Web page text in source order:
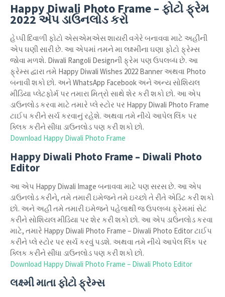
Happy Diwali Photo Frame – ફોટો ફ્રેમ
2022 એપ ડાઉનલોડ કરો
હેપ્પી દિવાળી ફોટો એસએમએસ શાયરી વગેરે બનાવવા માટે અહીંની
એપ ઘણી સારી છે. આ એપમાં તમને મા લક્ષ્મીના ઘણા ફોટો ફ્રેમ્સ
જોવા મળશે. Diwali Rangoli Designની ફ્રેમ પણ ઉપલબ્ધ છે. આ
ફ્રેમ્સ દ્વારા તમે Happy Diwali Wishes 2022 Banner અથવા Photo
બનાવી શકો છો. અને WhatsApp Facebook અને અન્ય સોશિયલ
મીડિયા પ્લેટફોર્મ પર તમારા મિત્રો સાથે શેર કરી શકો છો. આ એપ
ડાઉનલોડ કરવા માટે તમારે પ્લે સ્ટોર પર Happy Diwali Photo Frame
ટાઈપ કરીને સર્ચ કરવાનું રહેશે. અથવા તમે નીચે આપેલ લિંક પર
ક્લિક કરીને સીધા ડાઉનલોડ પણ કરી શકો છો.
Download Happy Diwali Photo Frame
Happy Diwali Photo Frame – Diwali Photo
Editor
આ એપ Happy Diwali Image બનાવવા માટે પણ સરસ છે. આ એપ
ડાઉનલોડ કરીને, તમે તમારી ઇમેજને તમે ઇચ્છો તે રીતે એડિટ કરી શકો
છો. અને અહીં તમે તમારી ઇમેજને પહેલાથી જ ઉપલબ્ધ ફ્રેમમાં સેટ
કરીને સોશિયલ મીડિયા પર શેર કરી શકો છો. આ એપ ડાઉનલોડ કરવા
માટે, તમારે Happy Diwali Photo Frame – Diwali Photo Editor ટાઈપ
કરીને પ્લે સ્ટોર પર સર્ચ કરવું પડશે. અથવા તમે નીચે આપેલ લિંક પર
ક્લિક કરીને સીધા ડાઉનલોડ પણ કરી શકો છો.
Download Happy Diwali Photo Frame – Diwali Photo Editor
લક્ષ્મી માતા ફોટો ફ્રેમ્સ